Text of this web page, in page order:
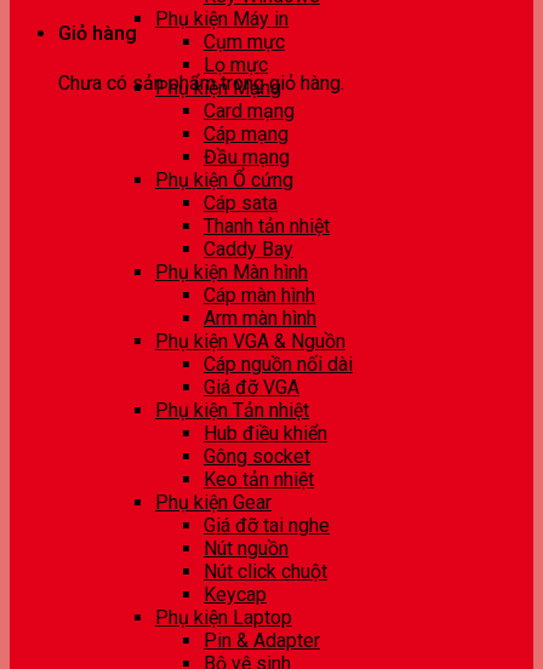
Giỏ hàng
Chưa có sản phẩm trong giỏ hàng.
Phụ kiện Máy in
Cụm mực
Lọ mực
Phụ kiện Mạng
Card mạng
Cáp mạng
Đầu mạng
Phụ kiện Ổ cứng
Cáp sata
Thanh tản nhiệt
Caddy Bay
Phụ kiện Màn hình
Cáp màn hình
Arm màn hình
Phụ kiện VGA & Nguồn
Cáp nguồn nối dài
Giá đỡ VGA
Phụ kiện Tản nhiệt
Hub điều khiển
Gông socket
Keo tản nhiệt
Phụ kiện Gear
Giá đỡ tai nghe
Nút nguồn
Nút click chuột
Keycap
Phụ kiện Laptop
Pin & Adapter
Bộ vệ sinh